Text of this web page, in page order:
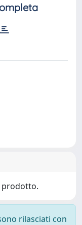
prodotto.
rilasciati con